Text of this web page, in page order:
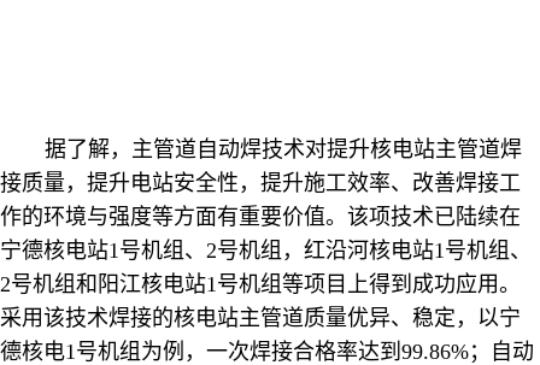
据了解，主管道自动焊技术对提升核电站主管道焊
接质量，提升电站安全性，提升施工效率、改善焊接工
作的环境与强度等方面有重要价值。该项技术已陆续在
宁德核电站1号机组、 2号机组，红沿河核电站1号机组、
2号机组和阳江核电站1号机组等项目上得到成功应用。
采用该技术焊接的核电站主管道质量优异、稳定，以宁
德核电1号机组为例，一次焊接合格率达到 99.86%；自动